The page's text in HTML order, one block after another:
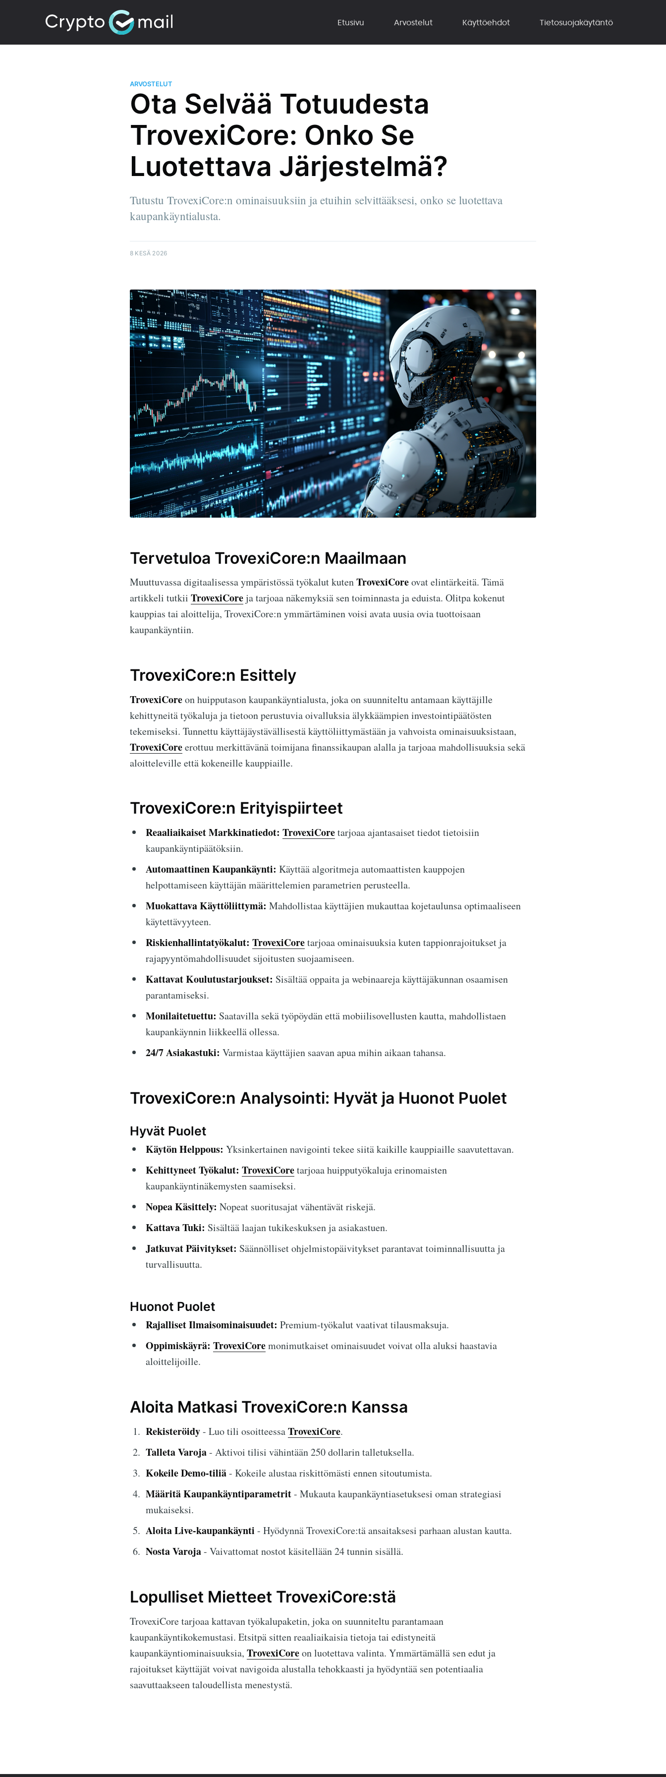
Etusivu Arvostelut Käyttöehdot Tietosuojakäytäntö
ARVOSTELUT
Ota Selvää Totuudesta
TrovexiCore: Onko Se
Luotettava Järjestelmä?
Tutustu TrovexiCore:n ominaisuuksiin ja etuihin selvittääksesi, onko se luotettava
kaupankäyntialusta.
8 KESÄ 2026
Tervetuloa TrovexiCore:n Maailmaan
Muuttuvassa digitaalisessa ympäristössä työkalut kutenTrovexiCoreovat elintärkeitä. Tämä
artikkeli tutkii TrovexiCoreja tarjoaa näkemyksiä sen toiminnasta ja eduista. Olitpa kokenut
kauppias tai aloittelija, TrovexiCore:n ymmärtäminen voisi avata uusia ovia tuottoisaan
kaupankäyntiin.
TrovexiCore:n Esittely
TrovexiCoreon huipputason kaupankäyntialusta, joka on suunniteltu antamaan käyttäjille
kehittyneitä työkaluja ja tietoon perustuvia oivalluksia älykkäämpien investointipäätösten
tekemiseksi. Tunnettu käyttäjäystävällisestä käyttöliittymästään ja vahvoista ominaisuuksistaan,
TrovexiCoreerottuu merkittävänä toimijana finanssikaupan alalla ja tarjoaa mahdollisuuksia sekä
aloitteleville että kokeneille kauppiaille.
TrovexiCore:n Erityispiirteet
Reaaliaikaiset Markkinatiedot: TrovexiCoretarjoaa ajantasaiset tiedot tietoisiin
kaupankäyntipäätöksiin.
Automaattinen Kaupankäynti: Käyttää algoritmeja automaattisten kauppojen
helpottamiseen käyttäjän määrittelemien parametrien perusteella.
Muokattava Käyttöliittymä: Mahdollistaa käyttäjien mukauttaa kojetaulunsa optimaaliseen
käytettävyyteen.
Riskienhallintatyökalut: TrovexiCoretarjoaa ominaisuuksia kuten tappionrajoitukset ja
rajapyyntömahdollisuudet sijoitusten suojaamiseen.
Kattavat Koulutustarjoukset: Sisältää oppaita ja webinaareja käyttäjäkunnan osaamisen
parantamiseksi.
Monilaitetuettu: Saatavilla sekä työpöydän että mobiilisovellusten kautta, mahdollistaen
kaupankäynnin liikkeellä ollessa.
24/7 Asiakastuki: Varmistaa käyttäjien saavan apua mihin aikaan tahansa.
TrovexiCore:n Analysointi: Hyvät ja Huonot Puolet
Hyvät Puolet
Käytön Helppous: Yksinkertainen navigointi tekee siitä kaikille kauppiaille saavutettavan.
Kehittyneet Työkalut: TrovexiCoretarjoaa huipputyökaluja erinomaisten
kaupankäyntinäkemysten saamiseksi.
Nopea Käsittely: Nopeat suoritusajat vähentävät riskejä.
Kattava Tuki: Sisältää laajan tukikeskuksen ja asiakastuen.
Jatkuvat Päivitykset: Säännölliset ohjelmistopäivitykset parantavat toiminnallisuutta ja
turvallisuutta.
Huonot Puolet
Rajalliset Ilmaisominaisuudet: Premium-työkalut vaativat tilausmaksuja.
Oppimiskäyrä: TrovexiCoremonimutkaiset ominaisuudet voivat olla aluksi haastavia
aloittelijoille.
Aloita Matkasi TrovexiCore:n Kanssa
Rekisteröidy- Luo tili osoitteessaTrovexiCore.
Talleta Varoja- Aktivoi tilisi vähintään 250 dollarin talletuksella.
Kokeile Demo-tiliä- Kokeile alustaa riskittömästi ennen sitoutumista.
Määritä Kaupankäyntiparametrit- Mukauta kaupankäyntiasetuksesi oman strategiasi
mukaiseksi.
Aloita Live-kaupankäynti - Hyödynnä TrovexiCore:tä ansaitaksesi parhaan alustan kautta.
Nosta Varoja- Vaivattomat nostot käsitellään 24 tunnin sisällä.
Lopulliset Mietteet TrovexiCore:stä
TrovexiCore tarjoaa kattavan työkalupaketin, joka on suunniteltu parantamaan
kaupankäyntikokemustasi. Etsitpä sitten reaaliaikaisia tietoja tai edistyneitä
kaupankäyntiominaisuuksia, TrovexiCoreon luotettava valinta. Ymmärtämällä sen edut ja
rajoitukset käyttäjät voivat navigoida alustalla tehokkaasti ja hyödyntää sen potentiaalia
saavuttaakseen taloudellista menestystä.